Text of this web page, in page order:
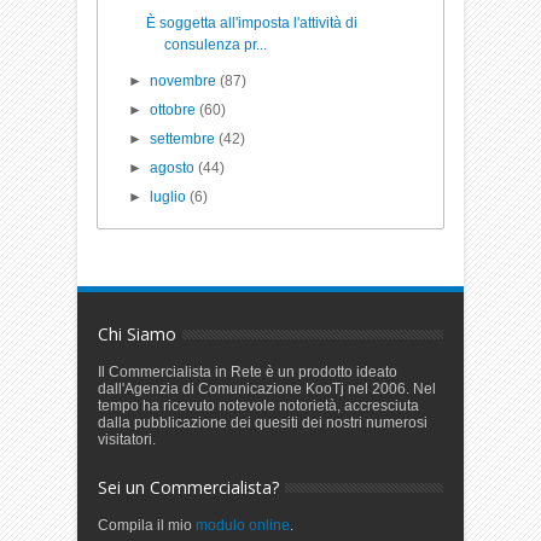
È soggetta all'imposta l'attività di
consulenza pr...
► novembre (87)
► ottobre (60)
► settembre (42)
► agosto (44)
►
luglio (6)
Chi Siamo
Il Commercialista in Rete è un prodotto ideato
dall'Agenzia di Comunicazione KooTj nel 2006. Nel
tempo ha ricevuto notevole notorietà, accresciuta
dalla pubblicazione dei quesiti dei nostri numerosi
visitatori.
Sei un Commercialista?
Compila il mio modulo online.